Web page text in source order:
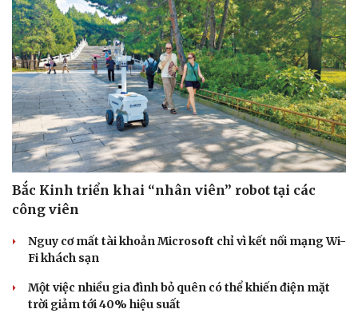
Bắc Kinh triển khai “nhân viên” robot tại các
công viên
Nguy cơ mất tài khoản Microsoft chỉ vì kết nối mạng Wi-
Fi khách sạn
Một việc nhiều gia đình bỏ quên có thể khiến điện mặt
trời giảm tới 40% hiệu suất